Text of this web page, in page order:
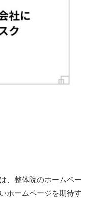
、整体院のホームペー
ホームページを期待す